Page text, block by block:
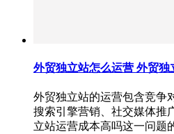
外贸独立站怎么运营 外贸独
外贸独立站的运营包含竞争
搜索引擎营销、社交媒体推
立站运营成本高吗这一问题